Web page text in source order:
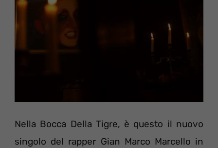
Nella Bocca Della Tigre, è questo il nuovo
singolo del rapper Gian Marco Marcello in